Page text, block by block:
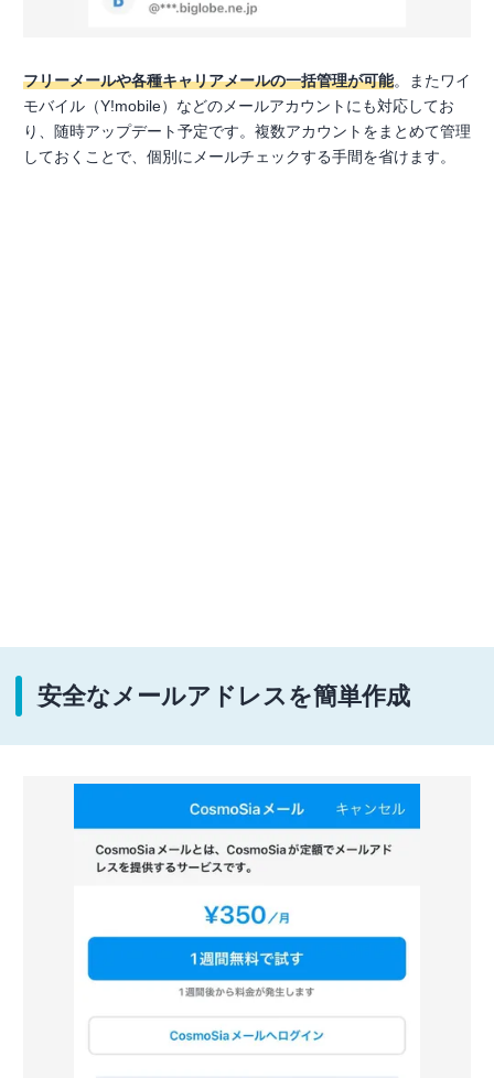
フリーメールや各種キャリアメールの一括管理が可能。またワイ
モバイル（Y!mobile）などのメールアカウントにも対応してお
り、随時アップデート予定です。複数アカウントをまとめて管理
しておくことで、個別にメールチェックする手間を省けます。
安全なメールアドレスを簡単作成